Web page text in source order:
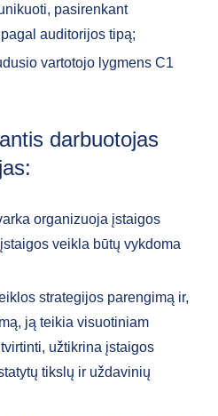
pasirenkant
auditorijos tipą;
vartotojo lygmens C1
darbuotojas
organizuoja įstaigos
veikla būtų vykdoma
strategijos parengimą ir,
ją teikia visuotiniam
užtikrina įstaigos
tikslų ir uždavinių